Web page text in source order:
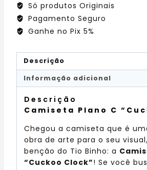
Só produtos Originais
Pagamento Seguro
Ganhe no Pix 5%
Descrição
Informação adicional
Descrição
Camiseta Plano C
Chegou a camiseta que é
obra de arte para o seu
benção do Tio Binho: a
“Cuckoo Clock”! Se você